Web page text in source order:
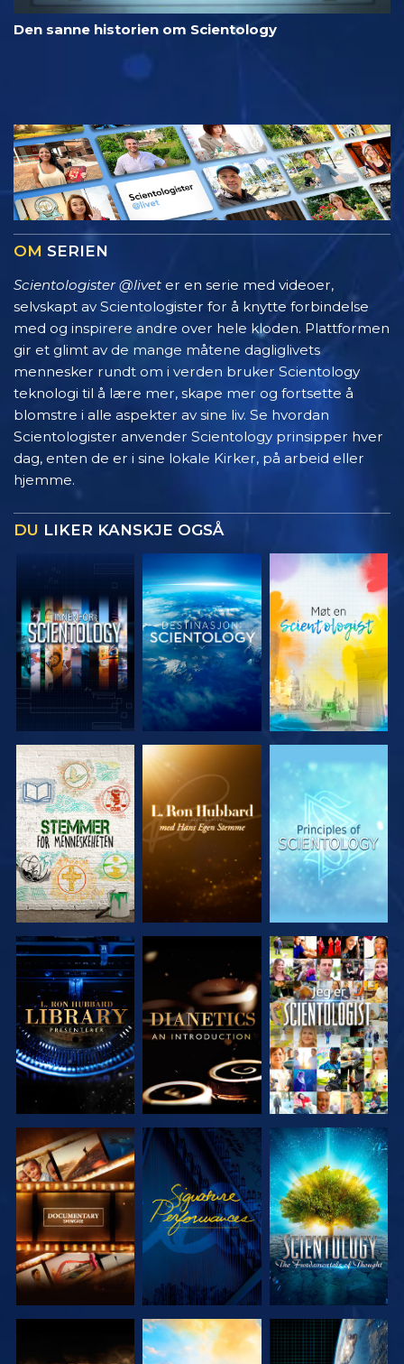
Den sanne historien om Scientology
OM SERIEN
Scientologister @livet er en serie med videoer,
selvskapt av Scientologister for å knytte forbindelse
med og inspirere andre over hele kloden. Plattformen
gir et glimt av de mange måtene dagliglivets
mennesker rundt om i verden bruker Scientology
teknologi til å lære mer, skape mer og fortsette å
blomstre i alle aspekter av sine liv. Se hvordan
Scientologister anvender Scientology prinsipper hver
dag, enten de er i sine lokale Kirker, på arbeid eller
hjemme.
DU LIKER KANSKJE OGSÅ
UTFORSK
SERIEN
UTFORSK
SERIEN
UTFORSK
SERIEN
UTFORSK
SERIEN
UTFORSK
SERIEN
SE
UTFORSK
SERIEN
SE
UTFORSK
SERIEN